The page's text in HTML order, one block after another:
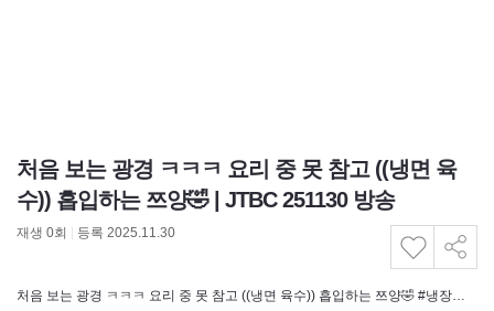
처음 보는 광경 ㅋㅋㅋ 요리 중 못 참고 ((냉면 육
수)) 흡입하는 쯔양🤣 | JTBC 251130 방송
재생 0회 등록 2025.11.30
처음 보는 광경 ㅋㅋㅋ 요리 중 못 참고 ((냉면 육수)) 흡입하는 쯔양🤣 #냉장고를부탁해 #입짧은햇님 #쯔양 공홈에서 리…